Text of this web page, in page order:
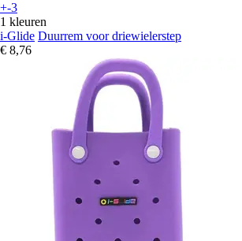
+-3
1 kleuren
i-Glide Duurrem voor driewielerstep
€ 8,76